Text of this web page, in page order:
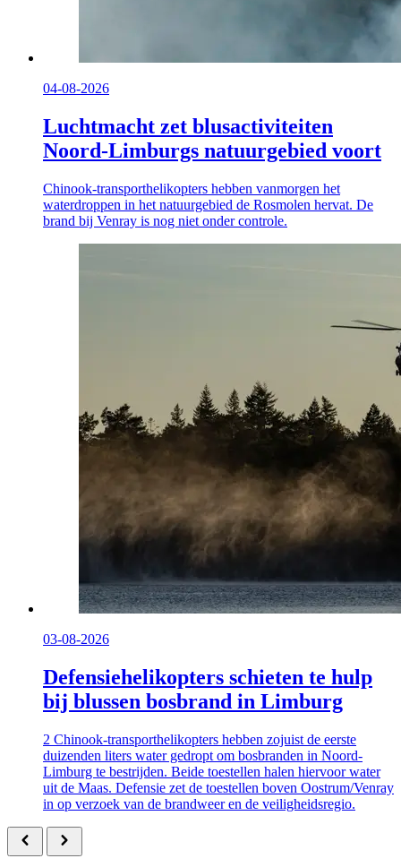
04-08-2026
Luchtmacht zet blusactiviteiten
Noord-Limburgs natuurgebied voort
Chinook-transporthelikopters hebben vanmorgen het
waterdroppen in het natuurgebied de Rosmolen hervat. De
brand bij Venray is nog niet onder controle.
03-08-2026
Defensiehelikopters schieten te hulp
bij blussen bosbrand in Limburg
2 Chinook-transporthelikopters hebben zojuist de eerste
duizenden liters water gedropt om bosbranden in Noord-
Limburg te bestrijden. Beide toestellen halen hiervoor water
uit de Maas. Defensie zet de toestellen boven Oostrum/Venray
in op verzoek van de brandweer en de veiligheidsregio.